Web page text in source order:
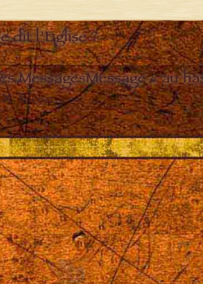
dit l’Eglise ?
MessagesMessage « au
Close